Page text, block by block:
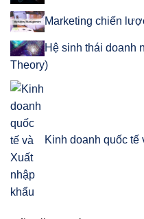
Marketing chiến
Hệ sinh thái doanh
Theory)
Kinh doanh quốc tế